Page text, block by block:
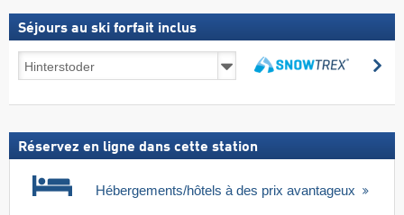
Séjours au ski forfait inclus
Séjours
au
forfait
Réservez en ligne dans cette station
Hébergements/hôtels à des prix avantageux